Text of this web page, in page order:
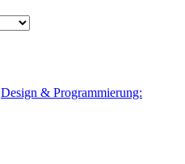
Design & Programmierung: